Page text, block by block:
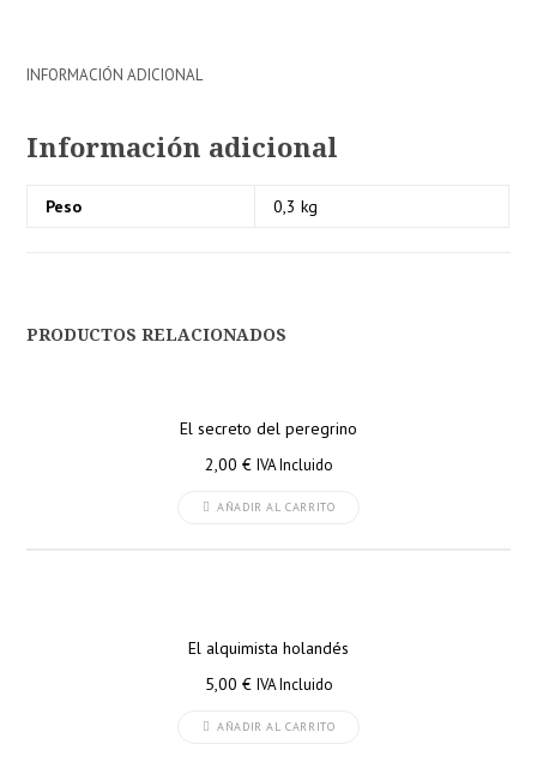
INFORMACIÓN ADICIONAL
Información adicional
Peso 0,3 kg
PRODUCTOS RELACIONADOS
El secreto del peregrino
2,00 € IVA Incluido
AÑADIR AL CARRITO
El alquimista holandés
5,00 € IVA Incluido
AÑADIR AL CARRITO